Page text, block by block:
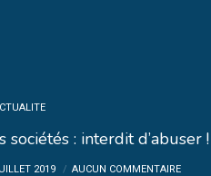
sociétés : interdit d’abuser !
2019 AUCUN COMMENTAIRE